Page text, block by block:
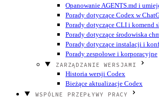
Opanowanie AGENTS.md i
Porady dotyczące Codex w
Porady dotyczące CLI i komend
Porady dotyczące środowiska
Porady dotyczące instalacji i
Porady zespołowe i korporacyjne
ZARZĄDZANIE WERSJAMI
Historia wersji Codex
Bieżące aktualizacje Codex
WSPÓLNE PRZEPŁYWY PRACY